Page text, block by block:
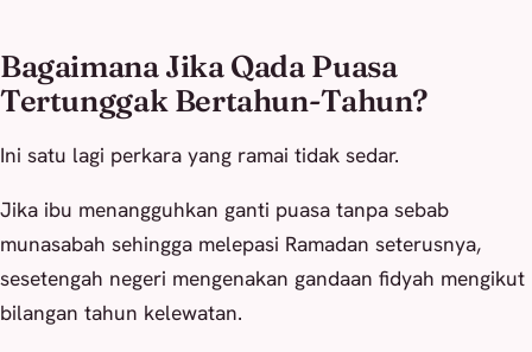
Bagaimana Jika Qada Puasa
Tertunggak Bertahun-Tahun?
Ini satu lagi perkara yang ramai tidak sedar.
Jika ibu menangguhkan ganti puasa tanpa sebab
munasabah sehingga melepasi Ramadan seterusnya,
sesetengah negeri mengenakan gandaan fidyah mengikut
bilangan tahun kelewatan.